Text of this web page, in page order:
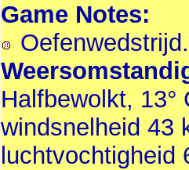
Game Notes:
Oefenwedstrijd.
Halfbewolkt, 13°
windsnelheid 43
luchtvochtigheid